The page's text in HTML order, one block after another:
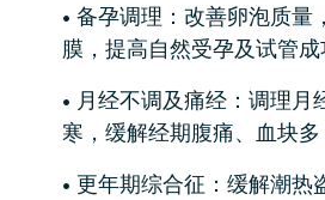
• 备孕调理：改善卵泡质量
膜，提高自然受孕及试管
• 月经不调及痛经：调理月
寒，缓解经期腹痛、血块多
• 更年期综合征：缓解潮热